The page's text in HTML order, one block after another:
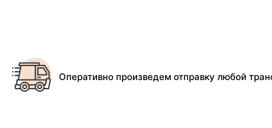
Оперативно произведем отправку любой